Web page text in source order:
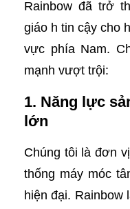
Rainbow đã trở
giáo h tin cậy cho
vực phía Nam.
mạnh vượt trội:
1. Năng lực
lớn
Chúng tôi là đơn
thống máy móc
hiện đại. Rainbow